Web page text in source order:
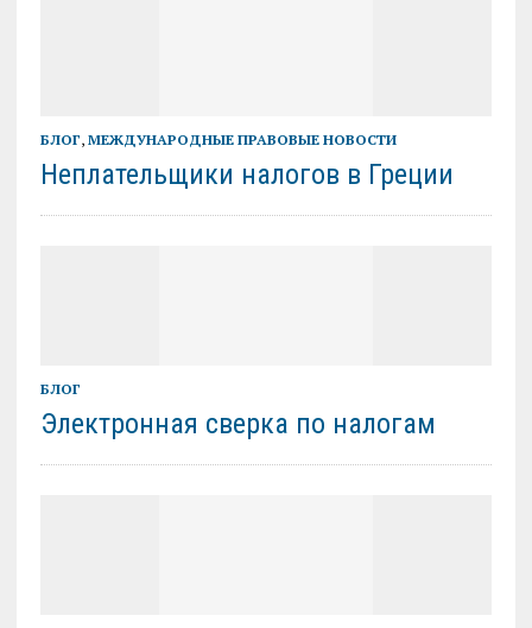
БЛОГ, МЕЖДУНАРОДНЫЕ ПРАВОВЫЕ НОВОСТИ
Неплательщики налогов в Греции
БЛОГ
Электронная сверка по налогам